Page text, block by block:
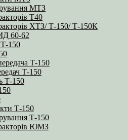
МТЗ
Т40
ХТЗ/ Т-150/ Т-150К
60-62
150
Т-150
Т-150
Т-150
Т-150
Т-150
ЮМЗ